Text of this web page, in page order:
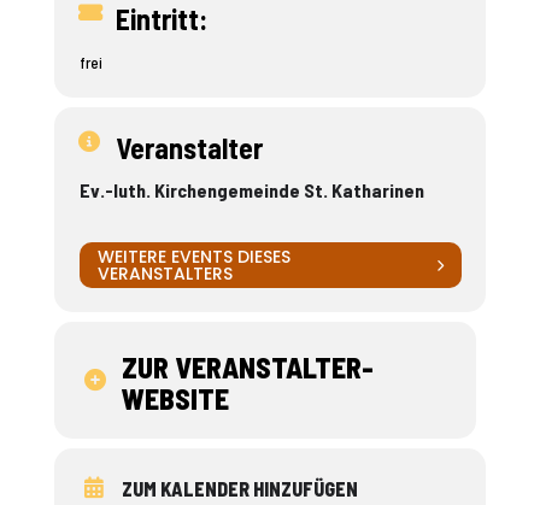
Eintritt:
frei
Veranstalter
Ev.-luth. Kirchengemeinde St. Katharinen
WEITERE EVENTS DIESES
VERANSTALTERS
ZUR VERANSTALTER-
WEBSITE
ZUM KALENDER HINZUFÜGEN